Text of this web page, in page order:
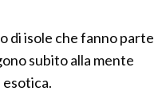
di isole che fanno parte
subito alla mente